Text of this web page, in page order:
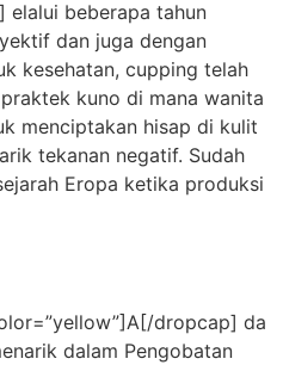
elalui beberapa tahun
dan juga dengan
kesehatan, cupping telah
kuno di mana wanita
menciptakan hisap di kulit
tekanan negatif. Sudah
Eropa ketika produksi
dropcap] da
dalam Pengobatan